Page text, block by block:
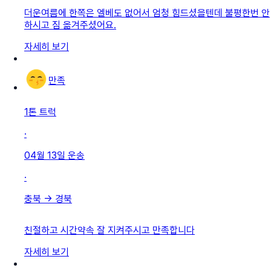
더운여름에 한쪽은 엘베도 없어서 엄청 힘드셨을텐데 불평한번 안
하시고 짐 옮겨주셨어요.
자세히 보기
만족
1톤 트럭
·
04월 13일 운송
·
충북 → 경북
친절하고 시간약속 잘 지켜주시고 만족합니다
자세히 보기